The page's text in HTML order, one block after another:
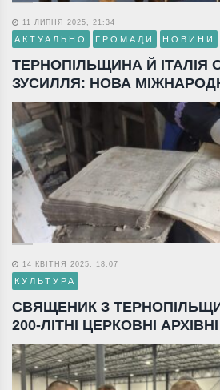
11 ЛИПНЯ 2025, 21:34
АКТУАЛЬНО ГРОМАДИ НОВИНИ
ТЕРНОПІЛЬЩИНА Й ІТАЛІЯ
ЗУСИЛЛЯ: НОВА
14 КВІТНЯ 2025, 18:07
КУЛЬТУРА
СВЯЩЕНИК З
200-ЛІТНІ ЦЕРКОВНІ